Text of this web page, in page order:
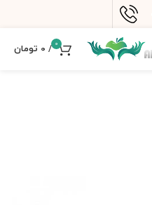
0
/
0 تومان